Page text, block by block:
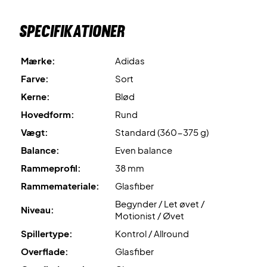
fra Adidas lige noget for dig!
Farve: Sort
Specifikationer
Mærke:
Adidas
Farve:
Sort
Kerne:
Blød
Hovedform:
Rund
Vægt:
Standard (360-375 g)
Balance:
Even balance
Rammeprofil:
38 mm
Rammemateriale:
Glasfiber
Niveau:
Begynder / Let øvet /
Motionist / Øvet
Spillertype:
Kontrol / Allround
Overflade:
Glasfiber